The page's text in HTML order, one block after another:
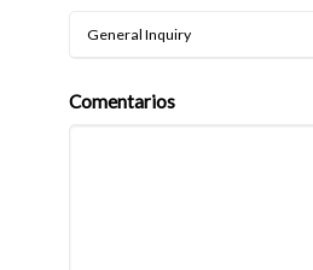
Comentarios